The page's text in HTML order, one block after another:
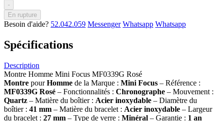
-
En rupture
Besoin d'aide? 52.042.059 Messenger Whatsapp Whatsapp
Spécifications
Description
Montre Homme Mini Focus MF0339G Rosé
Montre pourHomme de la Marque : Mini Focus – Référence :
MF0339G Rosé – Fonctionnalités : Chronographe – Mouvement :
Quartz – Matière du boîtier : Acier inoxydable – Diamètre du
boîtier : 41 mm – Matière du bracelet : Acier inoxydable – Largeur
du bracelet : 27 mm – Type de verre : Minéral – Garantie : 1 an